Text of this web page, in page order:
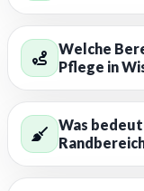
Welche
Pflege in
Was